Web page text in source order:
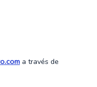
a través de